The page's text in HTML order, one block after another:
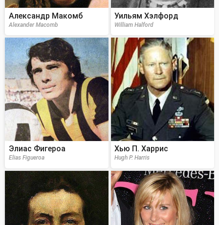
Александр Макомб
Alexander Macomb
Уильям Хэлфорд
William Halford
Элиас Фигероа
Elias Figueroa
Хью П. Харрис
Hugh P. Harris